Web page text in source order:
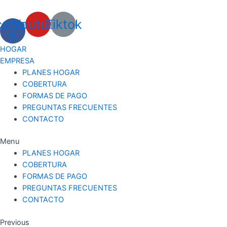
contenido
f
YoutubeTiktok
HOGAR
EMPRESA
PLANES HOGAR
COBERTURA
FORMAS DE PAGO
PREGUNTAS FRECUENTES
CONTACTO
Menu
PLANES HOGAR
COBERTURA
FORMAS DE PAGO
PREGUNTAS FRECUENTES
CONTACTO
Previous